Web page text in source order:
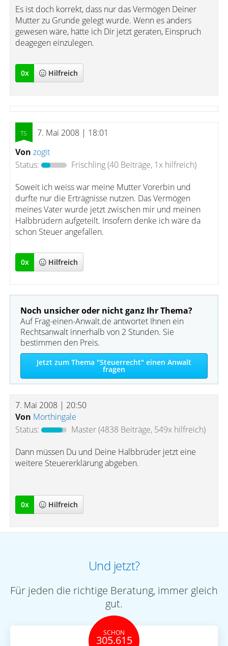
Es ist doch korrekt, dass nur das Vermögen Deiner
Mutter zu Grunde gelegt wurde. Wenn es anders
gewesen wäre, hätte ich Dir jetzt geraten, Einspruch
deagegen einzulegen.
0x Hilfreich
7. Mai 2008 | 18:01
Von zogit
Status:
Frischling(40 Beiträge, 1x hilfreich)
Soweit ich weiss war meine Mutter Vorerbin und
durfte nur die Erträgnisse nutzen. Das Vermögen
meines Vater wurde jetzt zwischen mir und meinen
Halbbrüdern aufgeteilt. Insofern denke ich wäre da
schon Steuer angefallen.
0x Hilfreich
Noch unsicher oder nicht ganz Ihr Thema?
Auf Frag-einen-Anwalt.de antwortet Ihnen ein
Rechtsanwalt innerhalb von 2 Stunden. Sie
bestimmen den Preis.
Jetzt zum Thema "Steuerrecht" einen Anwalt
fragen
7. Mai 2008 | 20:50
Von Morthingale
Status:
Master(4838 Beiträge, 549x hilfreich)
Dann müssen Du und Deine Halbbrüder jetzt eine
weitere Steuererklärung abgeben.
0x Hilfreich
Und jetzt?
Für jeden die richtige Beratung, immer gleich
gut.
SCHON
305.615